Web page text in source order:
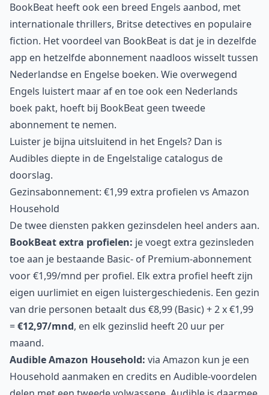
BookBeat heeft ook een breed Engels aanbod, met
internationale thrillers, Britse detectives en populaire
fiction. Het voordeel van BookBeat is dat je in dezelfde
app en hetzelfde abonnement naadloos wisselt tussen
Nederlandse en Engelse boeken. Wie overwegend
Engels luistert maar af en toe ook een Nederlands
boek pakt, hoeft bij BookBeat geen tweede
abonnement te nemen.
Luister je bijna uitsluitend in het Engels? Dan is
Audibles diepte in de Engelstalige catalogus de
doorslag.
Gezinsabonnement: €1,99 extra profielen vs Amazon
Household
De twee diensten pakken gezinsdelen heel anders aan.
BookBeat extra profielen: je voegt extra gezinsleden
toe aan je bestaande Basic- of Premium-abonnement
voor €1,99/mnd per profiel. Elk extra profiel heeft zijn
eigen uurlimiet en eigen luistergeschiedenis. Een gezin
van drie personen betaalt dus €8,99 (Basic) + 2 x €1,99
=€12,97/mnd, en elk gezinslid heeft 20 uur per
maand.
Audible Amazon Household: via Amazon kun je een
Household aanmaken en credits en Audible-voordelen